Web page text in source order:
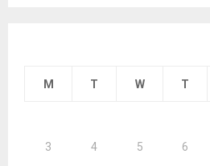
M T W T
3 4 5 6